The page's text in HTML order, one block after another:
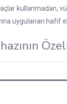
kullanmadan,
uygulanan hafif